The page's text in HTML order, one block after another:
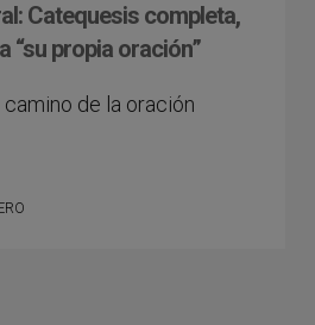
Catequesis completa,
“su propia oración”
de la oración